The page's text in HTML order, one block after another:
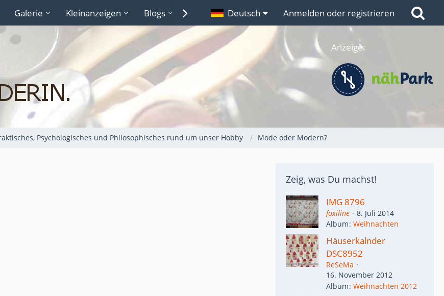
Galerie Kleinanzeigen Blogs Lexikon Links
Deutsch Anmelden oder registrieren
Anzeige:
Psychologisches und Philosophisches rund um unser Hobby Mode oder Modern?
Zeig, was Du machst!
IMG 8796
foxiline
8. Juli 2014
Album Weihnachten
Häuserkalnder
DSC8952
ReSeMa
16. November 2012
Album Weihnachten 2012